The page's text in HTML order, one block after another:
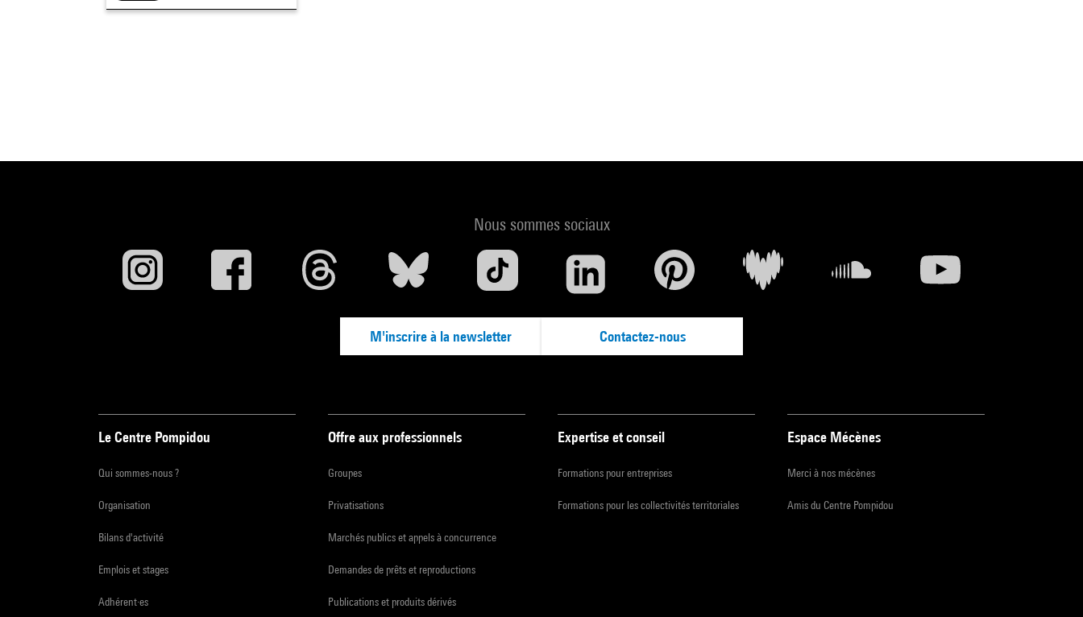
Nous sommes sociaux
M'inscrire à la newsletter Contactez-nous
Le Centre Pompidou
Qui sommes-nous ?
Organisation
Bilans d'activité
Emplois et stages
Adhérent·es
Offre aux professionnels
Groupes
Privatisations
Marchés publics et appels à concurrence
Demandes de prêts et reproductions
Publications et produits dérivés
Expertise et conseil
Formations pour entreprises
Formations pour les collectivités territoriales
Espace Mécènes
Merci à nos mécènes
Amis du Centre Pompidou